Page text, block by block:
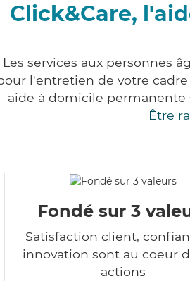
Click&Care,
Les services aux personnes
l'entretien de votre
aide à domicile
Être
Fondé sur 3
Satisfaction client,
innovation sont au coeur
actions